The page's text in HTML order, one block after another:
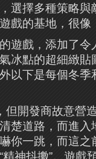
選擇多種策略
戲的基地，很像
遊戲，添加了
冰點的超細緻貼
以下是每個冬
但開發商故意營
楚道路，而進入
你一跳，而這之
神抖擻”。遊戲